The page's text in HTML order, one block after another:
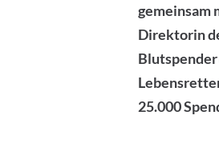
gemeinsam
Direktorin
25.000